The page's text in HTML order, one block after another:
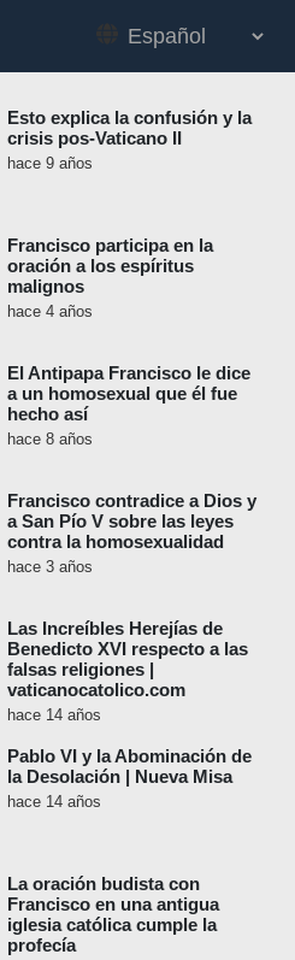
Esto explica la confusión y la
crisis pos-Vaticano II
hace 9 años
Francisco participa en la
oración a los espíritus
malignos
hace 4 años
El Antipapa Francisco le dice
a un homosexual que él fue
hecho así
hace 8 años
Francisco contradice a Dios y
a San Pío V sobre las leyes
contra la homosexualidad
hace 3 años
Las Increíbles Herejías de
Benedicto XVI respecto a las
falsas religiones |
vaticanocatolico.com
hace 14 años
Pablo VI y la Abominación de
la Desolación | Nueva Misa
hace 14 años
La oración budista con
Francisco en una antigua
iglesia católica cumple la
profecía